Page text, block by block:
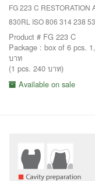
FG 223 C RESTORATION
830RL ISO 806 314 238
Product # FG 223 C
Package : box of 6 pcs.
บาท
(1 pcs. 240 บาท)
Available on sale